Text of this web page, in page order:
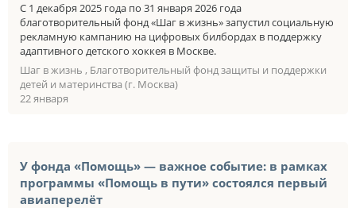
С 1 декабря 2025 года по 31 января 2026 года
благотворительный фонд «Шаг в жизнь» запустил социальную
рекламную кампанию на цифровых билбордах в поддержку
адаптивного детского хоккея в Москве.
Шаг в жизнь , Благотворительный фонд защиты и поддержки
детей и материнства (г. Москва)
22 января
У фонда «Помощь» — важное событие: в рамках
программы «Помощь в пути» состоялся первый
авиаперелёт